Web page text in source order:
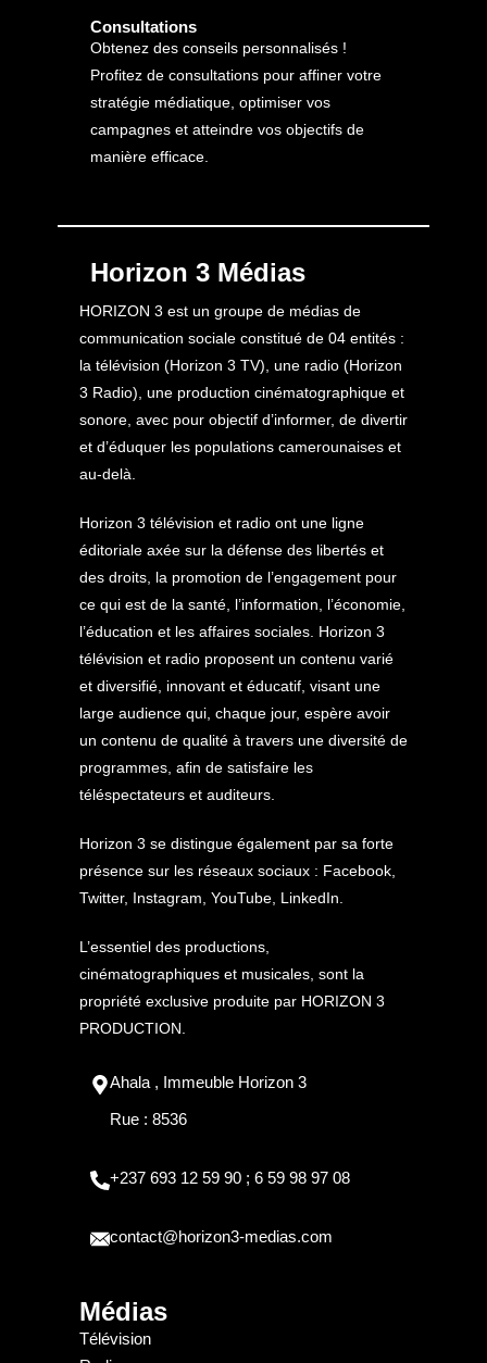
Consultations
Obtenez des conseils personnalisés !
Profitez de consultations pour affiner votre
stratégie médiatique, optimiser vos
campagnes et atteindre vos objectifs de
manière efficace.
Horizon 3 Médias
HORIZON 3 est un groupe de médias de
communication sociale constitué de 04 entités :
la télévision (Horizon 3 TV), une radio (Horizon
3 Radio), une production cinématographique et
sonore, avec pour objectif d’informer, de divertir
et d’éduquer les populations camerounaises et
au-delà.
Horizon 3 télévision et radio ont une ligne
éditoriale axée sur la défense des libertés et
des droits, la promotion de l’engagement pour
ce qui est de la santé, l’information, l’économie,
l’éducation et les affaires sociales. Horizon 3
télévision et radio proposent un contenu varié
et diversifié, innovant et éducatif, visant une
large audience qui, chaque jour, espère avoir
un contenu de qualité à travers une diversité de
programmes, afin de satisfaire les
téléspectateurs et auditeurs.
Horizon 3 se distingue également par sa forte
présence sur les réseaux sociaux : Facebook,
Twitter, Instagram, YouTube, LinkedIn.
L’essentiel des productions,
cinématographiques et musicales, sont la
propriété exclusive produite par HORIZON 3
PRODUCTION.
Ahala , Immeuble Horizon 3
Rue : 8536
+237 693 12 59 90 ; 6 59 98 97 08
contact@horizon3-medias.com
Médias
Télévision